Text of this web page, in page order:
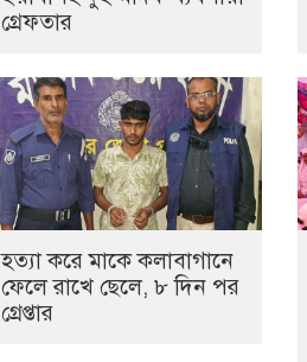
গ্রেফতার
হত্যা করে মাকে কলাবাগানে
ফেলে রাখে ছেলে, ৮ দিন পর
গ্রেপ্তার